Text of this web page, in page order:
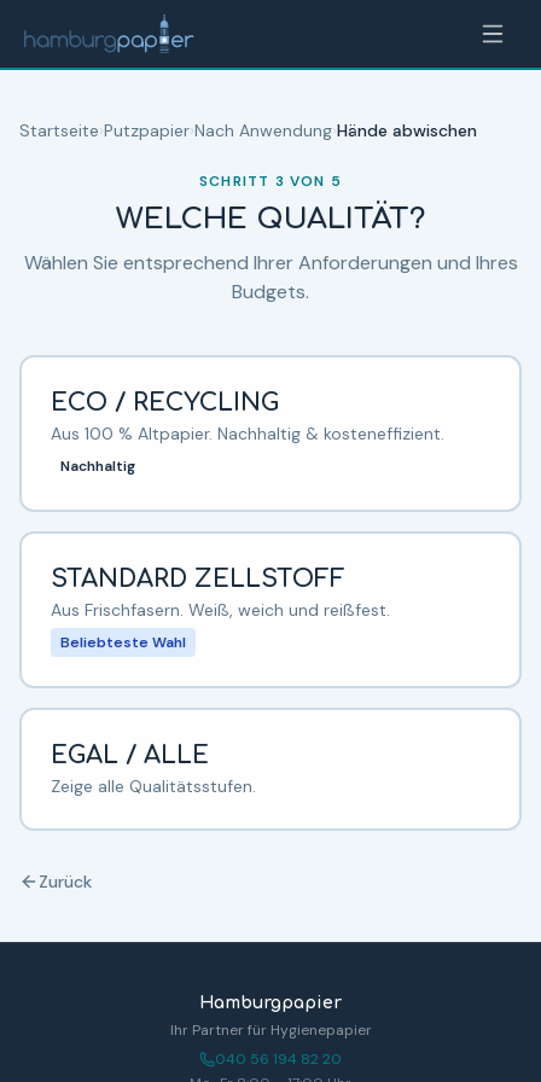
Zum Inhalt springen
Startseite›Putzpapier›Nach Anwendung›Hände abwischen
SCHRITT 3 VON 5
WELCHE QUALITÄT?
Wählen Sie entsprechend Ihrer Anforderungen und Ihres
Budgets.
ECO / RECYCLING
Aus 100 % Altpapier. Nachhaltig & kosteneffizient.
Nachhaltig
STANDARD ZELLSTOFF
Aus Frischfasern. Weiß, weich und reißfest.
Beliebteste Wahl
EGAL / ALLE
Zeige alle Qualitätsstufen.
Zurück
Hamburgpapier
Ihr Partner für Hygienepapier
040 56 194 82 20